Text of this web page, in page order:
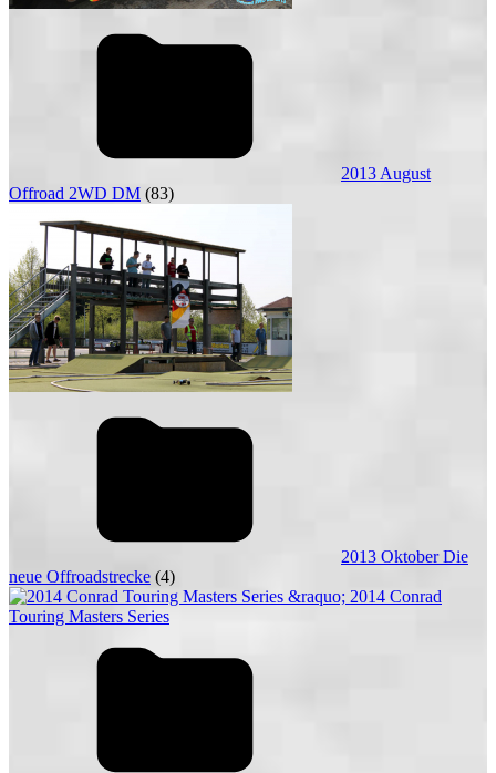
2013 August
Offroad 2WD DM (83)
2013 Oktober Die
neue Offroadstrecke (4)